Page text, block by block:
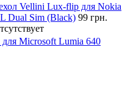
Vellini Lux-flip для Nokia
Dual Sim (Black) 99 грн.
Microsoft Lumia 640